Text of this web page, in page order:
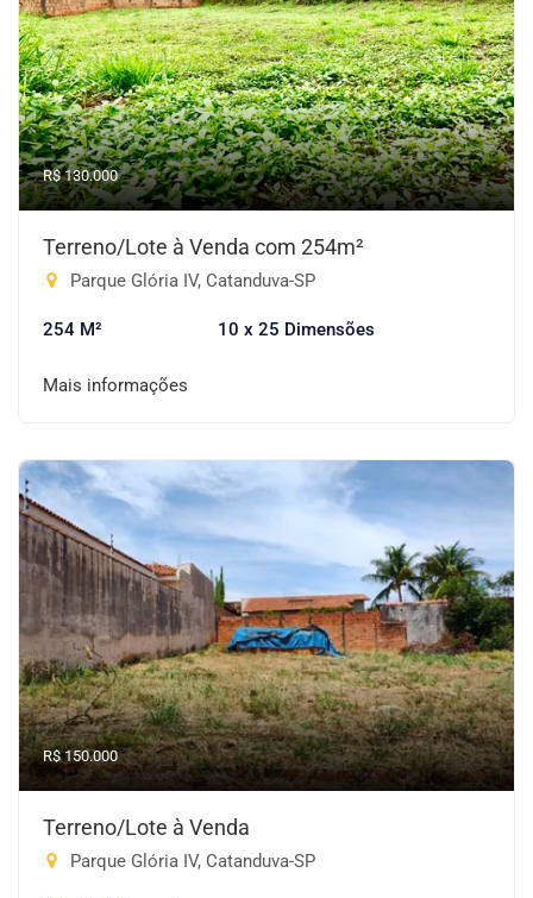
R$ 130.000
Terreno/Lote à Venda com 254m²
Parque Glória IV, Catanduva-SP
254 M² 10 x 25 Dimensões
Mais informações
R$ 150.000
Terreno/Lote à Venda
Parque Glória IV, Catanduva-SP